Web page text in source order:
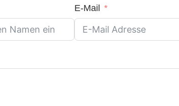
E-Mail